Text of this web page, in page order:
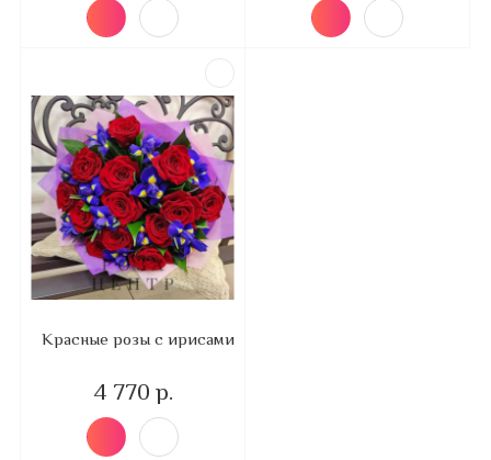
Красные розы с ирисами
4 770 р.